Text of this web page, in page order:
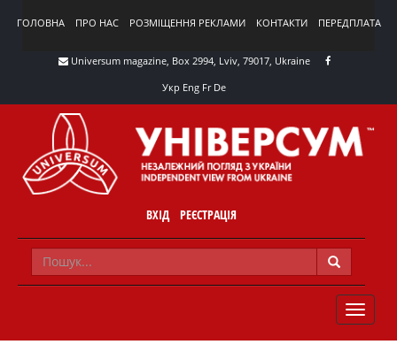
ГОЛОВНА ПРО НАС РОЗМІЩЕННЯ РЕКЛАМИ КОНТАКТИ ПЕРЕДПЛАТА
Universum magazine, Box 2994, Lviv, 79017, Ukraine
Укр Eng Fr De
ВХІД РЕЄСТРАЦІЯ
TOGGLE